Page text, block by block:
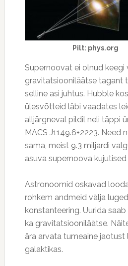
Pilt: phys.org
Supernoovat ei olnud keegi
gravitatsiooniläätse tagant
selline asi juhtus. Hubble
ülesvõtteid läbi vaadates
alljärgneval pildil neli täppi
MACS J1149.6+2223. Need
sama, meist 9.3 miljardi
asuva supernoova
Astronoomid oskavad
rohkem andmeid välja
konstanteering. Uurida
ka gravitatsiooniläätse.
ära arvata tumeaine jaotust
galaktikas.